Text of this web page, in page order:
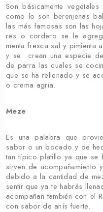
Son básicamente
como lo son berenjenas
las más famosas son las
res o cordero se le
menta fresca sal y pimienta
y se crean una especie
de parra las cuales se
que se ha rellenado y se
o crema agria.
Meze
Es una palabra que
sabor o un bocado y de
tan típico platillo ya que se
sirven de acompañamiento
debido a la cantidad de
sentir que ya te habrás
acompañan también con el
con sabor de anís fuerte.